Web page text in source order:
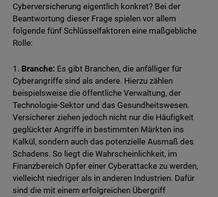
Cyberversicherung eigentlich konkret? Bei der
Beantwortung dieser Frage spielen vor allem
folgende fünf Schlüsselfaktoren eine maßgebliche
Rolle:
1. Branche: Es gibt Branchen, die anfälliger für
Cyberangriffe sind als andere. Hierzu zählen
beispielsweise die öffentliche Verwaltung, der
Technologie-Sektor und das Gesundheitswesen.
Versicherer ziehen jedoch nicht nur die Häufigkeit
geglückter Angriffe in bestimmten Märkten ins
Kalkül, sondern auch das potenzielle Ausmaß des
Schadens. So liegt die Wahrscheinlichkeit, im
Finanzbereich Opfer einer Cyberattacke zu werden,
vielleicht niedriger als in anderen Industrien. Dafür
sind die mit einem erfolgreichen Übergriff